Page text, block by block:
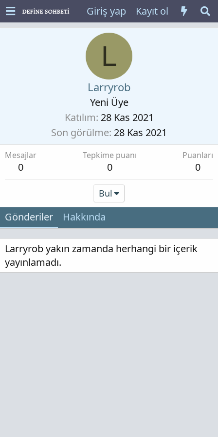
Giriş yap Kayıt ol
L
Larryrob
Yeni Üye
Katılım 28 Kas 2021
Son görülme 28 Kas 2021
Mesajlar
0
Tepkime puanı
0
Puanları
0
Bul
Gönderiler Hakkında
Larryrob yakın zamanda herhangi bir içerik
yayınlamadı.